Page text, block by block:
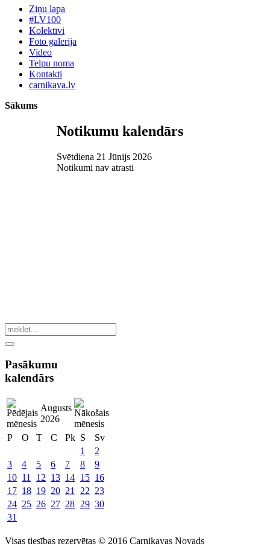
Ziņu lapa
#LV100
Kolektīvi
Foto galerija
Video
Telpu noma
Kontakti
carnikava.lv
Sākums
Notikumu kalendārs
Svētdiena 21 Jūnijs 2026
Notikumi nav atrasti
Pasākumu
kalendārs
Augusts
2026
P
O T C Pk S
Sv
1
2
3
4 5 6 7 8
9
10 11 12 13 14 15 16
17 18 19 20 21 22 23
24 25 26 27 28 29 30
31
Visas tiesības rezervētas © 2016 Carnikavas Novads